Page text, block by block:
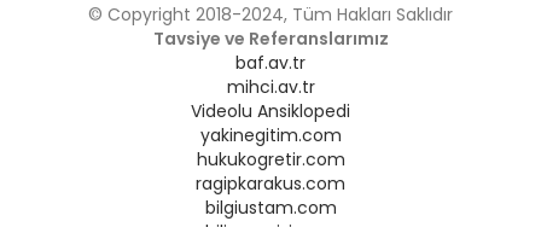
© Copyright 2018-2024, Tüm Hakları Saklıdır
Tavsiye ve Referanslarımız
baf.av.tr
mihci.av.tr
Videolu Ansiklopedi
yakinegitim.com
hukukogretir.com
ragipkarakus.com
bilgiustam.com